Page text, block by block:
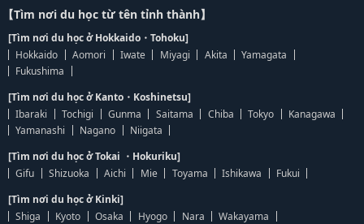
【Tìm nơi du học từ tên tỉnh thành】
[Tìm nơi du học ở Hokkaido・Tohoku]
Hokkaido
Aomori Iwate Miyagi Akita
Yamagata
Fukushima
[Tìm nơi du học ở Kanto・Koshinetsu]
Ibaraki
Tochigi Gunma Saitama Chiba Tokyo
Kanagawa
Yamanashi
Nagano
Niigata
[Tìm nơi du học ở Tokai ・Hokuriku]
Gifu
Shizuoka Aichi Mie Toyama Ishikawa
Fukui
[Tìm nơi du học ở Kinki]
Shiga
Kyoto Osaka Hyogo Nara
Wakayama